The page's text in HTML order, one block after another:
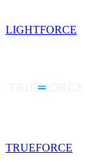
LIGHTFORCE
TRUEFORCE